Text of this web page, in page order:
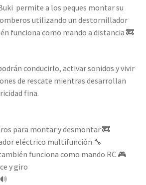
permite a los peques montar su
utilizando un destornillador
funciona como mando a distancia 🚒
conducirlo, activar sonidos y vivir
de rescate mientras desarrollan
fina.
para montar y desmontar 🚒
eléctrico multifunción 🔧
funciona como mando RC 🎮
y giro